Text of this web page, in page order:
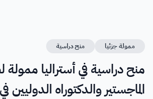
ممولة جزئيا منح دراسية
منح دراسية في أستراليا ممولة
الماجستير والدكتوراه الدوليين